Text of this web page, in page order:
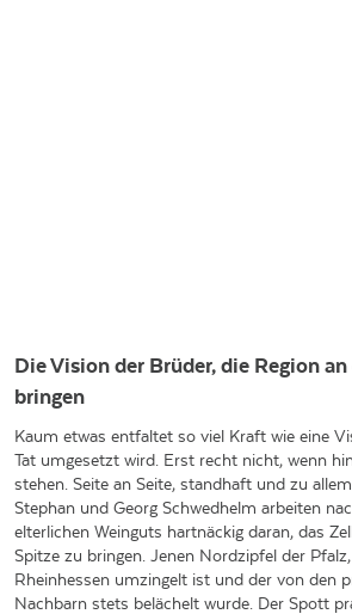
Die Vision der Brüder, die Region
bringen
Kaum etwas entfaltet so viel Kraft wie eine
Tat umgesetzt wird. Erst recht nicht, wenn
stehen. Seite an Seite, standhaft und zu
Stephan und Georg Schwedhelm arbeiten
elterlichen Weinguts hartnäckig daran, das
Spitze zu bringen. Jenen Nordzipfel der
Rheinhessen umzingelt ist und der von den
Nachbarn stets belächelt wurde. Der Spott